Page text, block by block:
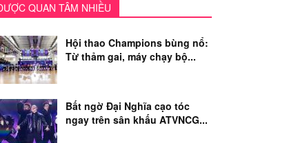
QUAN TÂM NHIỀU
Hội thao Champions bùng nổ:
Từ thảm gai, máy chạy bộ...
Bất ngờ Đại Nghĩa cạo tóc
ngay trên sân khấu ATVNCG...